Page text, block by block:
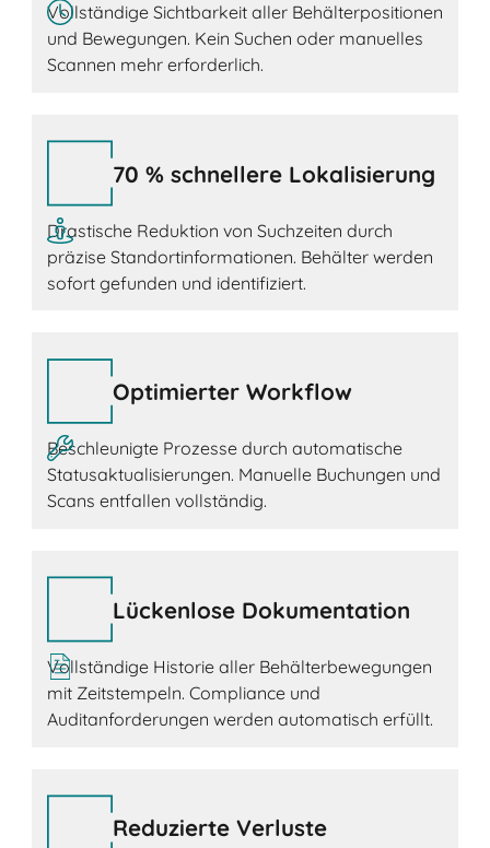
Vollständige Sichtbarkeit aller Behälterpositionen
und Bewegungen. Kein Suchen oder manuelles
Scannen mehr erforderlich.
70 % schnellere Lokalisierung
Drastische Reduktion von Suchzeiten durch
präzise Standortinformationen. Behälter werden
sofort gefunden und identifiziert.
Optimierter Workflow
Beschleunigte Prozesse durch automatische
Statusaktualisierungen. Manuelle Buchungen und
Scans entfallen vollständig.
Lückenlose Dokumentation
Vollständige Historie aller Behälterbewegungen
mit Zeitstempeln. Compliance und
Auditanforderungen werden automatisch erfüllt.
Reduzierte Verluste